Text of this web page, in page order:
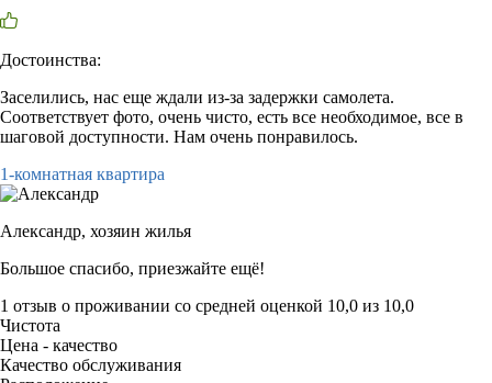
Достоинства:
Заселились, нас еще ждали из-за задержки самолета.
Соответствует фото, очень чисто, есть все необходимое, все в
шаговой доступности. Нам очень понравилось.
1-комнатная квартира
Александр, хозяин жилья
Большое спасибо, приезжайте ещё!
1 отзыв о проживании со средней оценкой 10,0 из 10,0
Чистота
Цена - качество
Качество обслуживания